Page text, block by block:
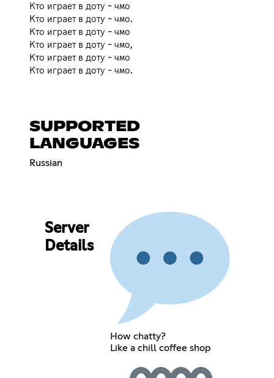
Кто играет в доту - чмо
Кто играет в доту - чмо.
Кто играет в доту - чмо
Кто играет в доту - чмо,
Кто играет в доту - чмо
Кто играет в доту - чмо.
SUPPORTED
LANGUAGES
Russian
Server
Details
How chatty?
Like a chill coffee shop